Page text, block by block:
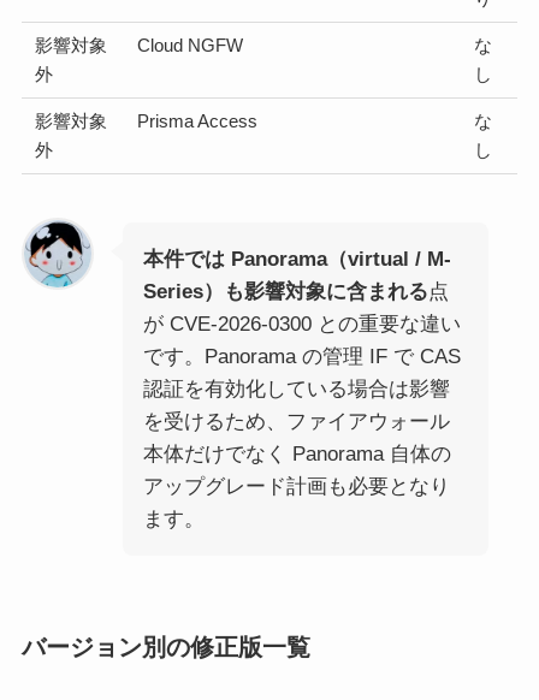
影響対象
外
Cloud NGFW
な
し
影響対象
外
Prisma Access
な
し
本件では Panorama（virtual / M-
Series）も影響対象に含まれる点
が CVE-2026-0300 との重要な違い
です。Panorama の管理 IF で CAS
認証を有効化している場合は影響
を受けるため、ファイアウォール
本体だけでなく Panorama 自体の
アップグレード計画も必要となり
ます。
バージョン別の修正版一覧